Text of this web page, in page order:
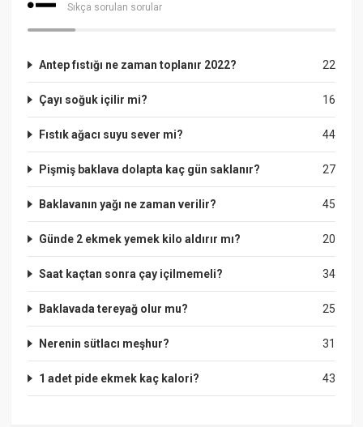
Sıkça sorulan sorular
22
Antep fıstığı ne zaman toplanır 2022?
16
Çayı soğuk içilir mi?
44
Fıstık ağacı suyu sever mi?
27
Pişmiş baklava dolapta kaç gün saklanır?
45
Baklavanın yağı ne zaman verilir?
20
Günde 2 ekmek yemek kilo aldırır mı?
34
Saat kaçtan sonra çay içilmemeli?
25
Baklavada tereyağ olur mu?
31
Nerenin sütlacı meşhur?
43
1 adet pide ekmek kaç kalori?